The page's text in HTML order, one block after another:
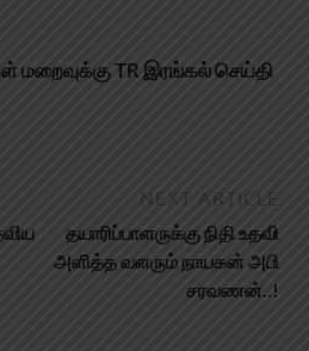
மறைவுக்கு TR இரங்கல் செய்தி
NEXT ARTICLE
தயாரிப்பாளருக்கு நிதி உதவி
அளித்த வளரும் நாயகன் அபி
சரவணன்..!